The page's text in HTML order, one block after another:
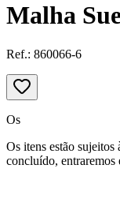
Malha
Ref.: 860066-6
Os
Os itens estão
concluído, entraremos